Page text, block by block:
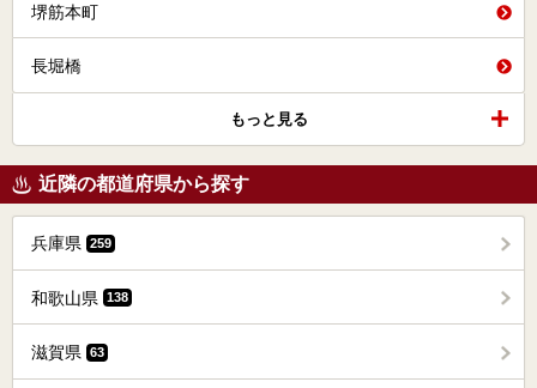
堺筋本町
長堀橋
もっと見る
近隣の都道府県から探す
兵庫県 259
和歌山県 138
滋賀県 63